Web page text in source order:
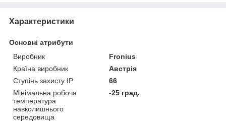
Характеристики
Основні атрибути
Виробник
Fronius
Країна виробник
Австрія
Ступінь захисту IP
66
Мінімальна робоча
температура
навколишнього
середовища
-25 град.